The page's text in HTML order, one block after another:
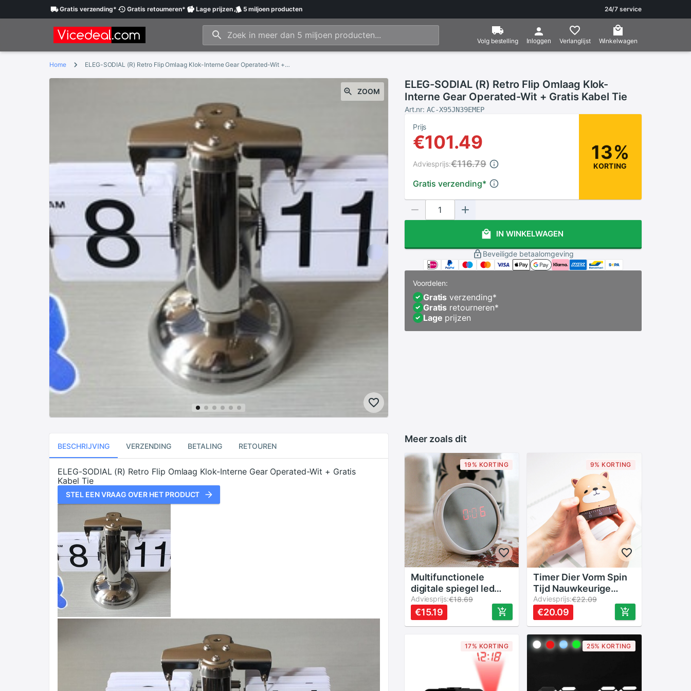
Gratisverzending* Gratisretourneren* Lageprijzen 5 miljoen producten 24/7 service
Volg bestelling Inloggen Verlanglijst Winkelwagen
Home ELEG-SODIAL (R) Retro Flip Omlaag Klok-Interne Gear Operated-Wit + Gratis Kabel Tie
ZOOM
ELEG-SODIAL (R) Retro Flip Omlaag Klok-
Interne Gear Operated-Wit + Gratis Kabel Tie
Art.nr:AC-X95JN39EMEP
Prijs
€101.49
Gratis verzending*
Adviesprijs:€116.79
13%
KORTING
IN WINKELWAGEN
Beveiligde betaalomgeving
Voordelen:
Gratis verzending*
Gratis retourneren*
Lage prijzen
BESCHRIJVING VERZENDING BETALING RETOUREN
ELEG-SODIAL (R) Retro Flip Omlaag Klok-Interne Gear Operated-Wit + Gratis
Kabel Tie
STEL EEN VRAAG OVER HET PRODUCT
Meer zoals dit
19% KORTING
Multifunctionele
digitale spiegel led
wekker nachtlampjes
wekkers bureau tafel
transparante klokken
Adviesprijs:€18.69
€15.19
9% KORTING
Timer Dier Vorm Spin
Tijd Nauwkeurige
Mechanische
Herinnering Leuke Stijl
Countdown Manager
Te Dragen
Adviesprijs:€22.09
€20.09
17% KORTING 25% KORTING